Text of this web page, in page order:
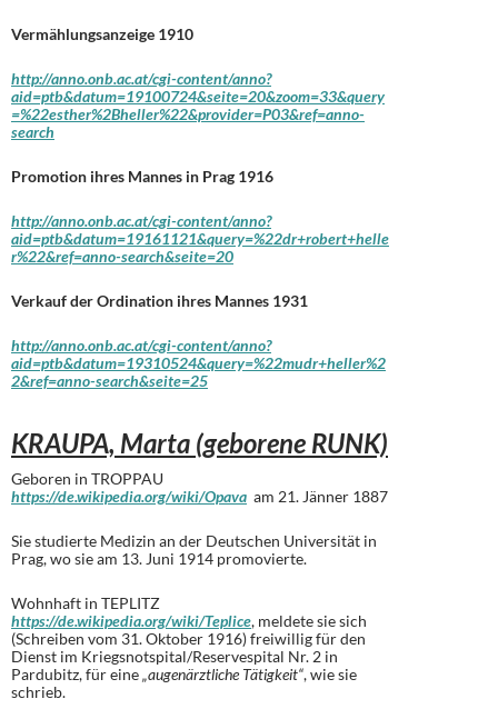
Vermählungsanzeige 1910
http://anno.onb.ac.at/cgi-content/anno?
aid=ptb&datum=19100724&seite=20&zoom=33&query
=%22esther%2Bheller%22&provider=P03&ref=anno-
search
Promotion ihres Mannes in Prag 1916
http://anno.onb.ac.at/cgi-content/anno?
aid=ptb&datum=19161121&query=%22dr+robert+helle
r%22&ref=anno-search&seite=20
Verkauf der Ordination ihres Mannes 1931
http://anno.onb.ac.at/cgi-content/anno?
aid=ptb&datum=19310524&query=%22mudr+heller%2
2&ref=anno-search&seite=25
KRAUPA, Marta (geborene RUNK)
Geboren in TROPPAU
https://de.wikipedia.org/wiki/Opava am 21. Jänner 1887
Sie studierte Medizin an der Deutschen Universität in
Prag, wo sie am 13. Juni 1914 promovierte.
Wohnhaft in TEPLITZ
https://de.wikipedia.org/wiki/Teplice, meldete sie sich
(Schreiben vom 31. Oktober 1916) freiwillig für den
Dienst im Kriegsnotspital/Reservespital Nr. 2 in
Pardubitz, für eine„augenärztliche Tätigkeit“, wie sie
schrieb.